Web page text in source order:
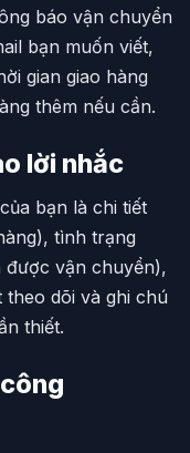
báo vận chuyển
bạn muốn viết,
gian giao hàng
thêm nếu cần.
lời nhắc
bạn là chi tiết
tình trạng
được vận chuyển),
theo dõi và ghi chú
thiết.